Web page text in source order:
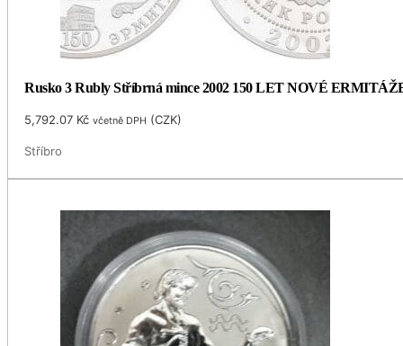
Rusko 3 Rubly Stříbrná mince 2002 150 LET NOVÉ
5,792.07 Kč včetně DPH (CZK)
Stříbro